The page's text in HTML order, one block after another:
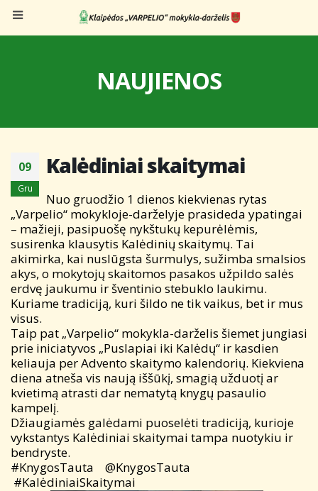
NAUJIENOS
09
Gru
Kalėdiniai skaitymai
Nuo gruodžio 1 dienos kiekvienas rytas
„Varpelio“ mokykloje-darželyje prasideda ypatingai
– mažieji, pasipuošę nykštukų kepurėlėmis,
susirenka klausytis Kalėdinių skaitymų. Tai
akimirka, kai nuslūgsta šurmulys, sužimba smalsios
akys, o mokytojų skaitomos pasakos užpildo salės
erdvę jaukumu ir šventinio stebuklo laukimu.
Kuriame tradiciją, kuri šildo ne tik vaikus, bet ir mus
visus.
Taip pat „Varpelio“ mokykla-darželis šiemet jungiasi
prie iniciatyvos „Puslapiai iki Kalėdų“ ir kasdien
keliauja per Advento skaitymo kalendorių. Kiekviena
diena atneša vis naują iššūkį, smagią užduotį ar
kvietimą atrasti dar nematytą knygų pasaulio
kampelį.
Džiaugiamės galėdami puoselėti tradiciją, kurioje
vykstantys Kalėdiniai skaitymai tampa nuotykiu ir
bendryste.
#KnygosTauta @KnygosTauta
#KalėdiniaiSkaitymai